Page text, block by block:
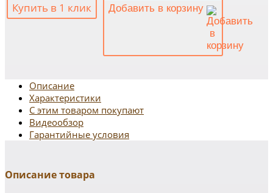
Купить в 1 клик Добавить в корзину
Описание
Характеристики
С этим товаром покупают
Видеообзор
Гарантийные условия
Описание товара